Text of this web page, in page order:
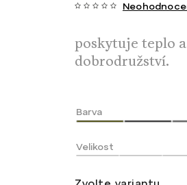
poskytuje teplo
dobrodružství.
Barva
Velikost